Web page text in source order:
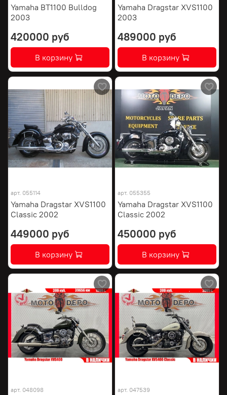
Yamaha BT1100 Bulldog
2003
420000 руб
В корзину
Yamaha Dragstar XVS1100
2003
489000 руб
В корзину
арт. 055114
Yamaha Dragstar XVS1100
Classic 2002
449000 руб
В корзину
арт. 055355
Yamaha Dragstar XVS1100
Classic 2002
450000 руб
В корзину
арт. 048098 арт. 047539